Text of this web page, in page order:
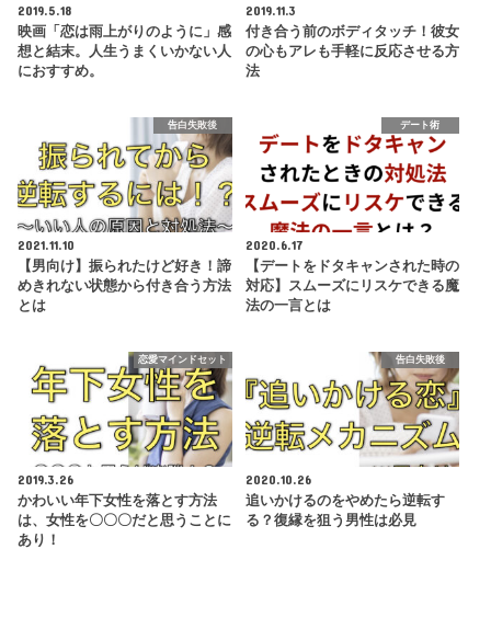
2019.5.18
映画「恋は雨上がりのように」感
想と結末。人生うまくいかない人
におすすめ。
2019.11.3
付き合う前のボディタッチ！彼女
の心もアレも手軽に反応させる方
法
告白失敗後
2021.11.10
【男向け】振られたけど好き！諦
めきれない状態から付き合う方法
とは
デート術
2020.6.17
【デートをドタキャンされた時の
対応】スムーズにリスケできる魔
法の一言とは
恋愛マインドセット
2019.3.26
かわいい年下女性を落とす方法
は、女性を〇〇〇だと思うことに
あり！
告白失敗後
2020.10.26
追いかけるのをやめたら逆転す
る？復縁を狙う男性は必見